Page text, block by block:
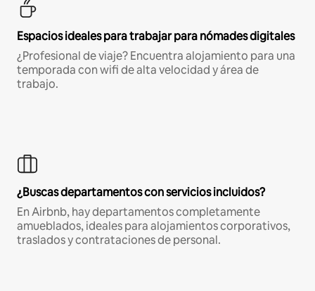
Espacios ideales para trabajar para nómades digitales
¿Profesional de viaje? Encuentra alojamiento para una
temporada con wifi de alta velocidad y área de
trabajo.
¿Buscas departamentos con servicios incluidos?
En Airbnb, hay departamentos completamente
amueblados, ideales para alojamientos corporativos,
traslados y contrataciones de personal.